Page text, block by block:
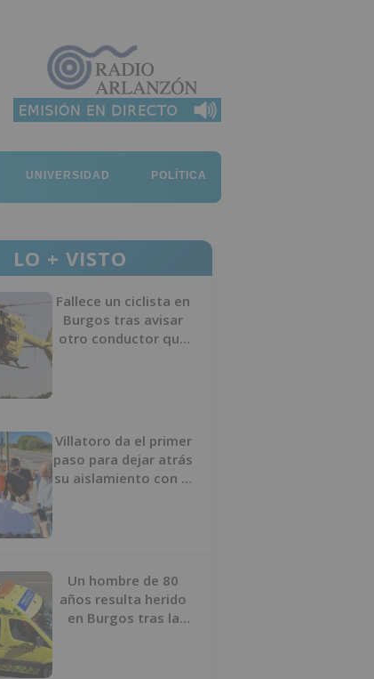
UNIVERSIDAD POLÍTICA
LO + VISTO
Fallece un ciclista en
Burgos tras avisar
otro conductor que
Villatoro da el primer
paso para dejar atrás
su aislamiento con el
Un hombre de 80
años resulta herido
en Burgos tras la